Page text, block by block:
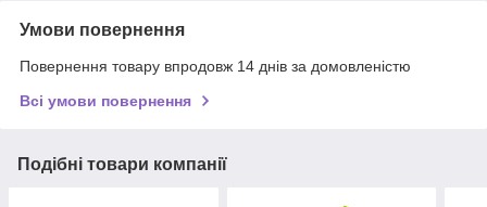
Умови повернення
Повернення товару впродовж 14 днів за домовленістю
Всі умови повернення
Подібні товари компанії